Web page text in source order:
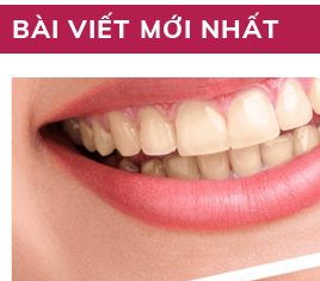
BÀI VIẾT MỚI NHẤT